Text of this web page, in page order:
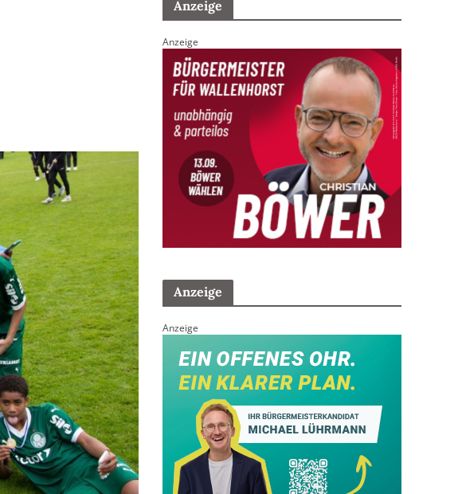
Anzeige
Anzeige
Anzeige
Anzeige